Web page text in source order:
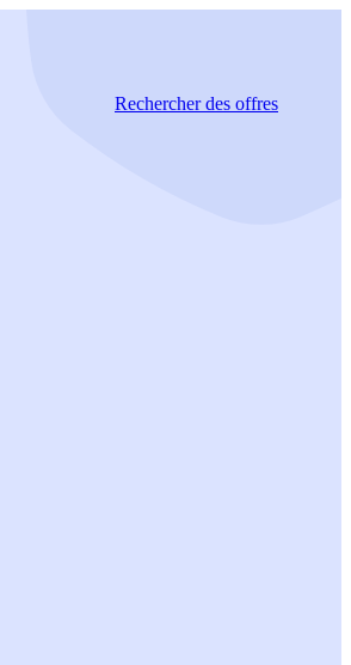
Rechercherdes offres